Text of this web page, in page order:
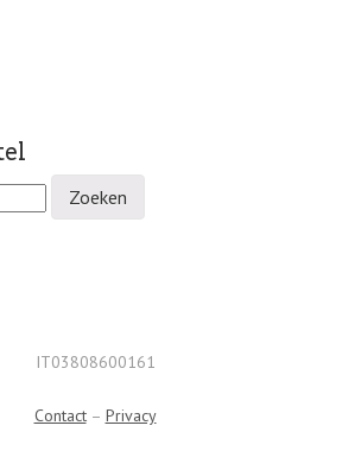
IT03808600161
Contact– Privacy